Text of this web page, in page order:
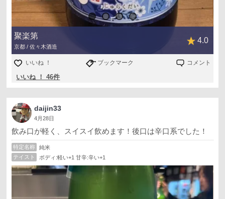
聚楽第
京都 / 佐々木酒造
4.0
いいね ！ ブックマーク コメント
いいね ！ 46件
daijin33
4月28日
飲み口が軽く、スイスイ飲めます！後口は辛口系でした！
特定名称
純米
テイスト
ボディ:軽い+1 甘辛:辛い+1